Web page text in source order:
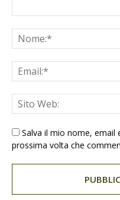
Salva il mio nome, email
prossima volta che